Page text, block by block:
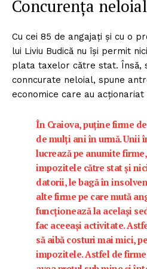
Concurenţa
Cu cei 85 de angajaţi şi cu o
lui Liviu Budică nu îşi permit
plata taxelor către stat. Însă,
conncurate neloial, spune
economice care au acţionariat
În Craiova, puţine firme
de mulţi ani în urmă. Unii
lucrează pe anumite
impozitele către stat şi
datorii, le bagă în
alte firme pe care mută
funcţionează la acelaşi
fac aceeaşi activitate.
să aibă costuri mai mici,
impozitele. Astfel de